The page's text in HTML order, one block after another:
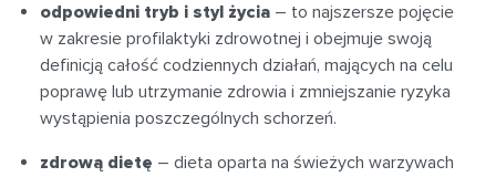
odpowiedni tryb i styl życia – to najszersze pojęcie
w zakresie profilaktyki zdrowotnej i obejmuje swoją
definicją całość codziennych działań, mających na celu
poprawę lub utrzymanie zdrowia i zmniejszanie ryzyka
wystąpienia poszczególnych schorzeń.
zdrową dietę – dieta oparta na świeżych warzywach